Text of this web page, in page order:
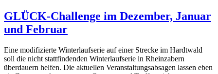
GLÜCK-Challenge im Dezember, Januar
und Februar
Eine modifizierte Winterlaufserie auf einer Strecke im Hardtwald
soll die nicht stattfindenden Winterlaufserie in Rheinzabern
überdauern helfen. Die aktuellen Veranstaltungsabsagen lassen eben